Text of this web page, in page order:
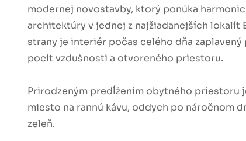
modernej novostavby, ktorý ponúka
architektúry v jednej z najžiadanejších lokalít
strany je interiér počas celého dňa
pocit vzdušnosti a otvoreného priestoru.
Prirodzeným predĺžením obytného priestoru
miesto na rannú kávu, oddych po náročnom
zeleň.